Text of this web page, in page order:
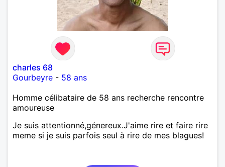
charles 68
Gourbeyre - 58 ans
Homme célibataire de 58 ans recherche rencontre
amoureuse
Je suis attentionné,génereux.J'aime rire et faire rire
meme si je suis parfois seul à rire de mes blagues!